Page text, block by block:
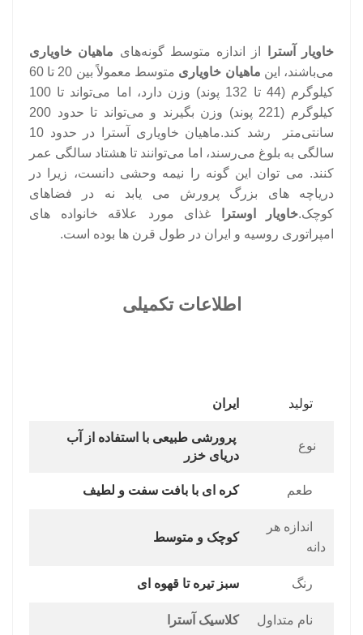
خاویار آسترا از اندازه متوسط گونه‌های ماهیان خاویاری
می‌باشند، این ماهیان خاویاری
متوسط معمولاً بین 20 تا 60
کیلوگرم (44 تا 132 پوند) وزن دارد، اما می‌تواند تا 100
کیلوگرم (221 پوند) وزن بگیرند و می‌تواند تا حدود 200
سانتی‌متر رشد کند.ماهیان خاویاری آسترا در حدود 10
سالگی به بلوغ می‌رسند، اما می‌توانند تا هشتاد سالگی عمر
کنند. می توان این گونه را نیمه وحشی دانست، زیرا در
دریاچه های بزرگ پرورش می یابد نه در فضاهای
کوچک.خاویار اوسترا
غذای مورد علاقه خانواده های
امپراتوری روسیه و ایران در طول قرن ها بوده است.
اطلاعات تکمیلی
ایران تولید
پرورشی طبیعی با استفاده از
آب
دریای خزر
نوع
کره ای با بافت سفت و لطیف طعم
کوچک و متوسط
اندازه هر
دانه
سبز تیره تا قهوه ای رنگ
کلاسیک آسترا نام متداول